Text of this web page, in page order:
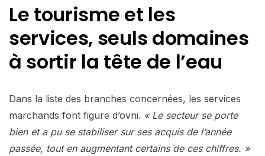
Le tourisme et les
services, seuls domaines
à sortir la tête de l’eau
Dans la liste des branches concernées, les services
marchands font figure d’ovni. « Le secteur se porte
bien et a pu se stabiliser sur ses acquis de l’année
passée, tout en augmentant certains de ces chiffres. »